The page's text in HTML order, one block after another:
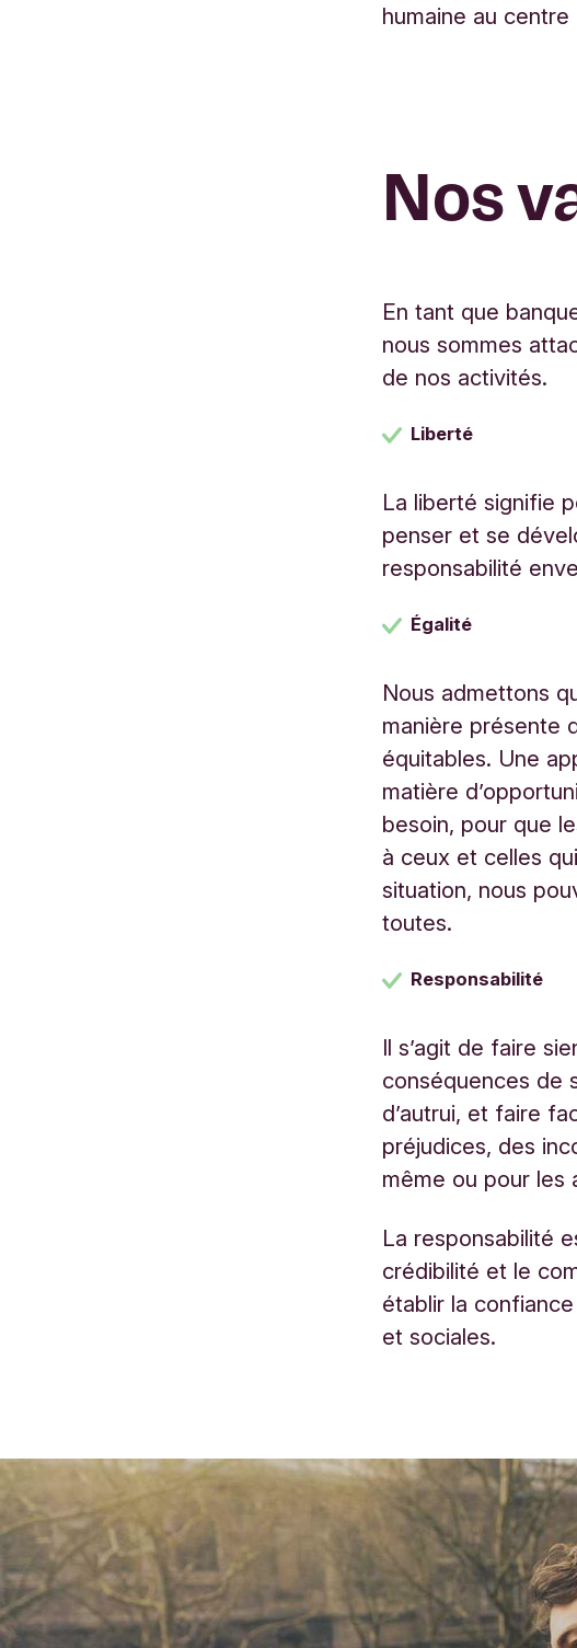
humaine au
Nos
En tant que
nous sommes
de nos activités.
Liberté
La liberté signifie
penser et se
responsabilité
Égalité
Nous admettons
manière présente
équitables. Une
matière
besoin, pour que
à ceux et celles
situation, nous
toutes.
Responsabilité
Il s’agit de faire
conséquences de
d’autrui, et faire
préjudices, des
même ou pour les
La responsabilité
crédibilité et le
établir la
et sociales.